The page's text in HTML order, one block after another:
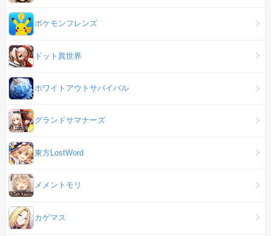
ポケモンフレンズ
ドット異世界
ホワイトアウトサバイバル
グランドサマナーズ
東方LostWord
メメントモリ
カゲマス